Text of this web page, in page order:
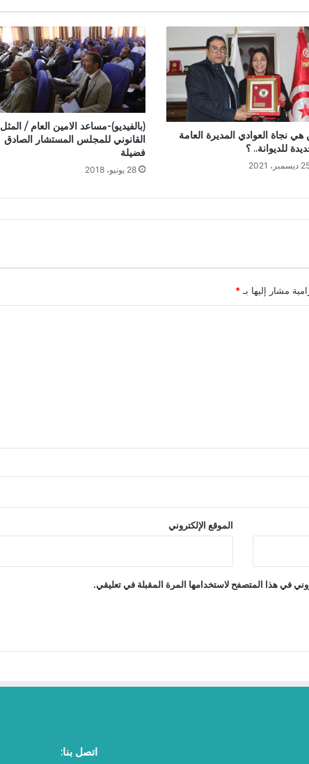
نجاة العوادي المديرة العامة
للديوانة.. ؟
2021
(بالفيديو)-مساعد الامين العام / المثل
القانوني للمجلس المستشار الصادق
فضيلة
28 يونيو، 2018
مشار إليها بـ *
الموقع الإلكتروني
في هذا المتصفح لاستخدامها المرة المقبلة في تعليقي.
اتصل بنا: